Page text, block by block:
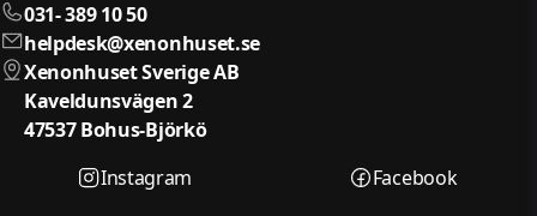
031- 389 10 50
helpdesk@xenonhuset.se
Xenonhuset Sverige AB
Kaveldunsvägen 2
47537 Bohus-Björkö
Instagram
Facebook